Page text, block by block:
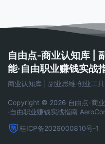
自由点-商业认知库 |
能·自由职业赚钱实战
商业认知库 | 副业思维·创业工
Copyright © 2026 自由点-商业
·自由职业赚钱实战指南
桂ICP备2026000810号-1